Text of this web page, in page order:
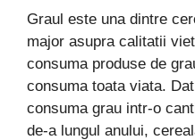
Graul este una dintre
major asupra calitatii
consuma produse de
consuma toata viata.
consuma grau intr-o
de-a lungul anului,